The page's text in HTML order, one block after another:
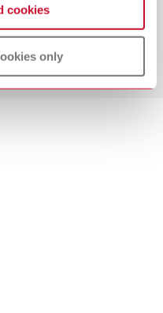
cookies
only
partecipano agli utili